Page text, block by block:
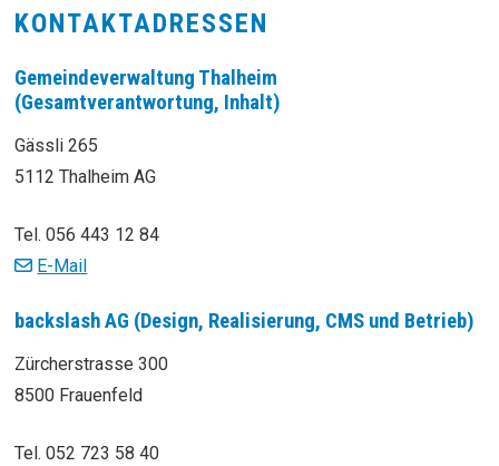
KONTAKTADRESSEN
Gemeindeverwaltung Thalheim
(Gesamtverantwortung, Inhalt)
Gässli 265
5112 Thalheim AG
Tel. 056 443 12 84
E-Mail
backslash AG (Design, Realisierung, CMS und Betrieb)
Zürcherstrasse 300
8500 Frauenfeld
Tel. 052 723 58 40